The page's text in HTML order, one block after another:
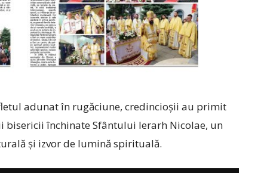
adunat în rugăciune, credincioșii au primit
închinate Sfântului Ierarh Nicolae, un
și izvor de lumină spirituală.